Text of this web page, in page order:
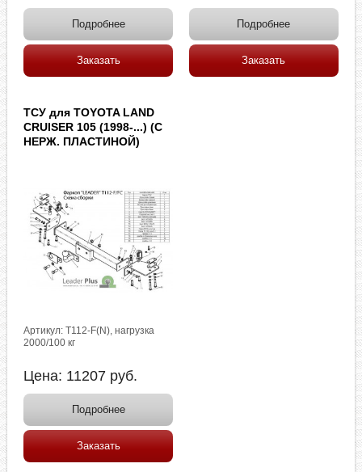
Подробнее
Заказать
Подробнее
Заказать
ТСУ для TOYOTA LAND
CRUISER 105 (1998-...) (C
НЕРЖ. ПЛАСТИНОЙ)
Артикул: T112-F(N), нагрузка
2000/100 кг
Цена: 11207 руб.
Подробнее
Заказать